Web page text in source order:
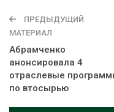
ПРЕДЫДУЩИЙ
МАТЕРИАЛ
Абрамченко
анонсировала 4
отраслевые
по втосырью